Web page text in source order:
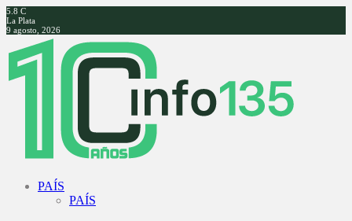
5.8 C
La Plata
9 agosto, 2026
Facebook
Twitter
Instagram
Youtube
PAÍS
PAÍS